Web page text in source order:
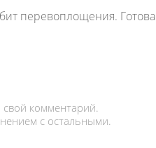
перевоплощения. Готова
комментарий.
с остальными.